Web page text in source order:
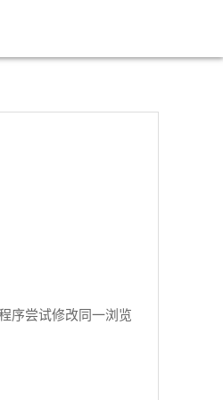
序尝试修改同一浏览